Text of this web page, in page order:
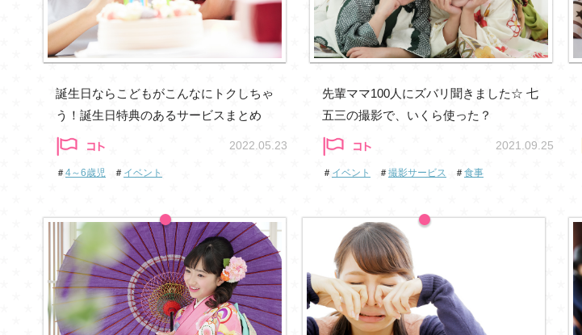
誕生日ならこどもがこんなにトクしちゃ
う！誕生日特典のあるサービスまとめ
2022.05.23
＃4～6歳児 ＃ イベント
先輩ママ100人にズバリ聞きました☆ 七
五三の撮影で、いくら使った？
2021.09.25
＃ イベント ＃撮影サービス ＃食事